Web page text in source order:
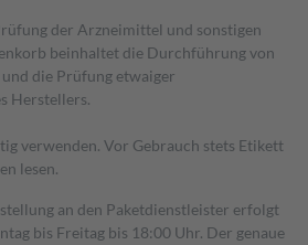
der Arzneimittel und sonstigen
beinhaltet die Durchführung von
die Prüfung etwaiger
Herstellers.
verwenden. Vor Gebrauch stets Etikett
lesen.
an den Paketdienstleister erfolgt
bis Freitag bis 18:00 Uhr. Der genaue